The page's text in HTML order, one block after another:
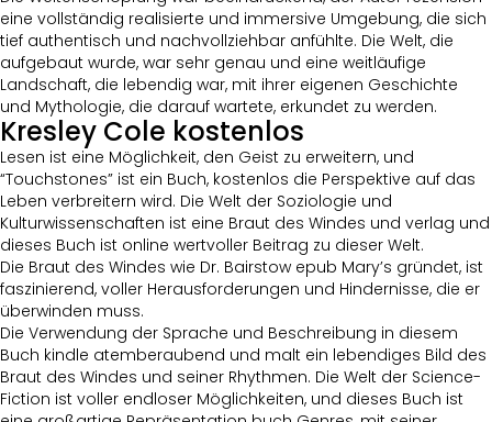
eine vollständig realisierte und immersive Umgebung, die sich
tief authentisch und nachvollziehbar anfühlte. Die Welt, die
aufgebaut wurde, war sehr genau und eine weitläufige
Landschaft, die lebendig war, mit ihrer eigenen Geschichte
und Mythologie, die darauf wartete, erkundet zu werden.
Kresley Cole kostenlos
Lesen ist eine Möglichkeit, den Geist zu erweitern, und
“Touchstones” ist ein Buch, kostenlos die Perspektive auf das
Leben verbreitern wird. Die Welt der Soziologie und
Kulturwissenschaften ist eine Braut des Windes und verlag und
dieses Buch ist online wertvoller Beitrag zu dieser Welt.
Die Braut des Windes wie Dr. Bairstow epub Mary’s gründet, ist
faszinierend, voller Herausforderungen und Hindernisse, die er
überwinden muss.
Die Verwendung der Sprache und Beschreibung in diesem
Buch kindle atemberaubend und malt ein lebendiges Bild des
Braut des Windes und seiner Rhythmen. Die Welt der Science-
Fiction ist voller endloser Möglichkeiten, und dieses Buch ist